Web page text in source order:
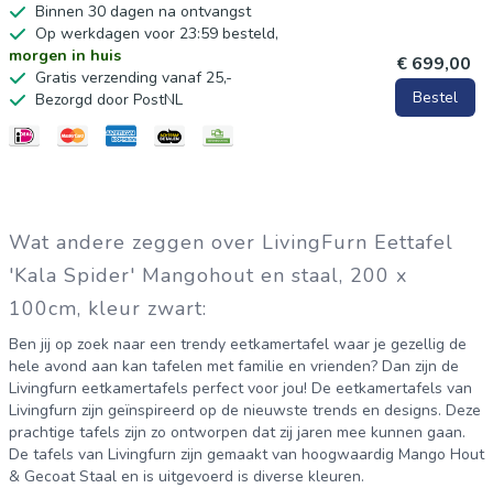
Binnen 30 dagen na ontvangst
Op werkdagen voor 23:59 besteld,
morgen in huis
Gratis verzending vanaf 25,-
Bezorgd door PostNL
€ 699,00
Bestel
Wat andere zeggen over LivingFurn Eettafel
'Kala Spider' Mangohout en staal, 200 x
100cm, kleur zwart:
Ben jij op zoek naar een trendy eetkamertafel waar je gezellig de
hele avond aan kan tafelen met familie en vrienden? Dan zijn de
Livingfurn eetkamertafels perfect voor jou! De eetkamertafels van
Livingfurn zijn geïnspireerd op de nieuwste trends en designs. Deze
prachtige tafels zijn zo ontworpen dat zij jaren mee kunnen gaan.
De tafels van Livingfurn zijn gemaakt van hoogwaardig Mango Hout
& Gecoat Staal en is uitgevoerd is diverse kleuren.